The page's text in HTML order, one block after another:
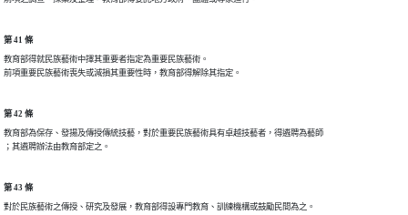
第 41 條
教育部得就民族藝術中擇其重要者指定為重要民族藝術。
第 42 條
教育部為保存、發揚及傳授傳統技藝，對於重要民族藝術具有卓越技藝者，得遴聘為藝師
第 43 條
對於民族藝術之傳授、研究及發展，教育部得設專門教育、訓練機構或鼓勵民間為之。